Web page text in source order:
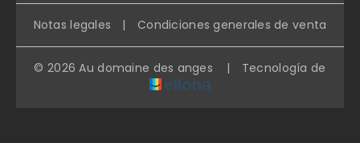
Notas legales | Condiciones generales de venta
© 2026 Au domaine des anges | Tecnología de